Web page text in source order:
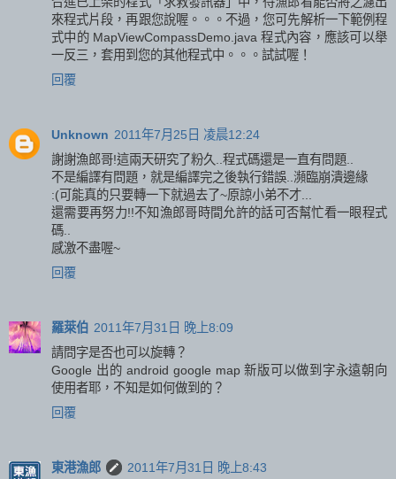
來程式片段，再跟您說喔。。。不過，您可先解析一下範例程
式中的 MapViewCompassDemo.java 程式內容，應該可以舉
一反三，套用到您的其他程式中。。。試試喔！
回覆
Unknown 2011年7月25日 凌晨12:24
謝謝漁郎哥!這兩天研究了粉久..程式碼還是一直有問題..
不是編譯有問題，就是編譯完之後執行錯誤..瀕臨崩潰邊緣
:(可能真的只要轉一下就過去了~原諒小弟不才...
還需要再努力!!不知漁郎哥時間允許的話可否幫忙看一眼程式
碼..
感激不盡喔~
回覆
羅萊伯 2011年7月31日 晚上8:09
請問字是否也可以旋轉？
Google 出的 android google map 新版可以做到字永遠朝向
使用者耶，不知是如何做到的？
回覆
東港漁郎
2011年7月31日 晚上8:43